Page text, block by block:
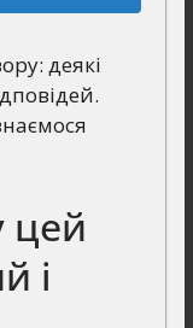
деякі
цей
і